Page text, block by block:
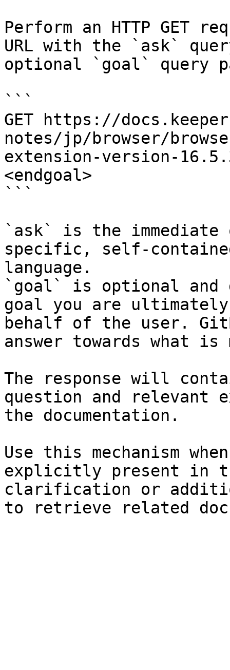
Perform an HTTP GET
URL with the `ask`
optional `goal` query
```
GET https://
notes/jp/browser/
extension-version-
<endgoal>
```
`ask` is the
specific, self-
language.
`goal` is optional and
goal you are
behalf of the user.
answer towards what
The response will
question and relevant
the documentation.
Use this mechanism
explicitly present in
clarification or